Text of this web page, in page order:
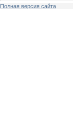
Полная версия сайта